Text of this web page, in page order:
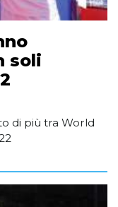
soli
di più tra World